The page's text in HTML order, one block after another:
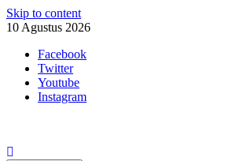
Skip to content
10 Agustus 2026
Facebook
Twitter
Youtube
Instagram